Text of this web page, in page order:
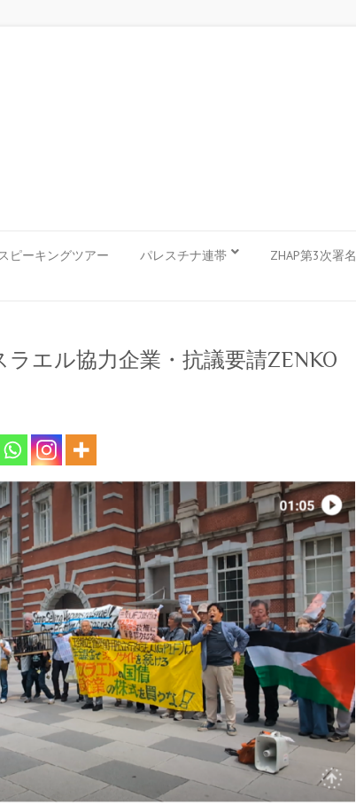
ピーキングツアー パレスチナ連帯 ZHAP第3次署名
ラエル協力企業・抗議要請ZENKO